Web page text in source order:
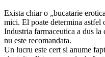
Exista chiar o „bucatarie
mici. El poate determina astfel
Industria farmaceutica a dus la
nu este recomandata.
Un lucru este cert si anume